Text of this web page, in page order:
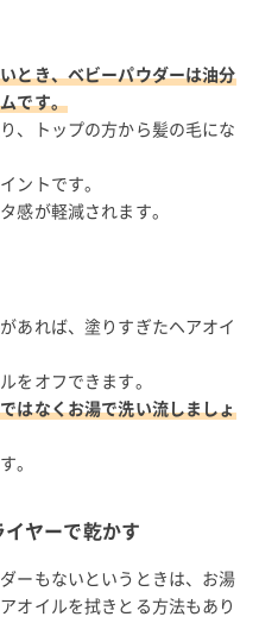
とき、ベビーパウダーは油分
です。
、トップの方から髪の毛にな
ントです。
感が軽減されます。
あれば、塗りすぎたヘアオイ
をオフできます。
はなくお湯で洗い流しましょ
。
ヤーで乾かす
ーもないというときは、お湯
オイルを拭きとる方法もあり